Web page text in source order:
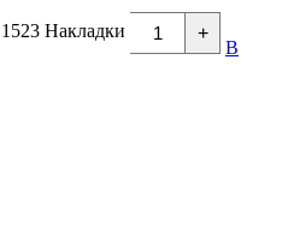
Накладки +
В